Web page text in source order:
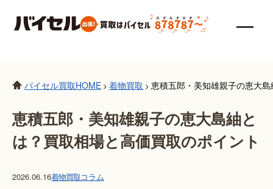
バイセル買取HOME > 着物買取 > 恵積五郎・美知雄親子の恵大
恵積五郎・美知雄親子の恵大島紬と
は？買取相場と高価買取のポイント
2026.06.16着物買取コラム